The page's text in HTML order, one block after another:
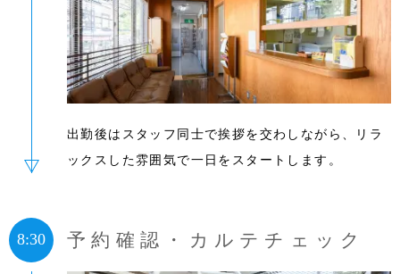
出勤後はスタッフ同士で挨拶を交わしながら、リラ
ックスした雰囲気で一日をスタートします。
8:30 予約確認・カルテチェック